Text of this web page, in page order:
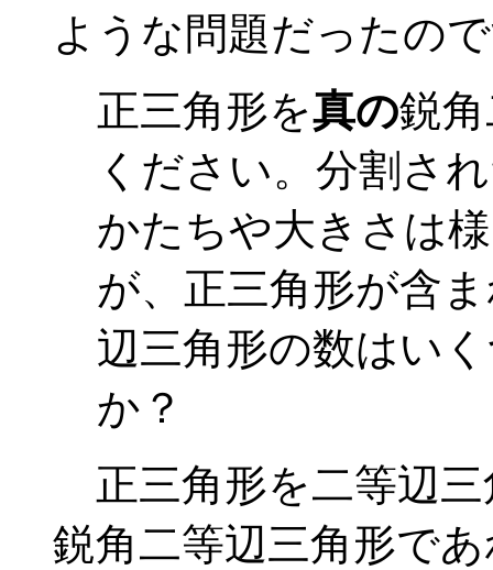
ような問題だったの
正三角形を真の鋭
ください。分割さ
かたちや大きさは
が、正三角形が含
辺三角形の数はい
か？
正三角形を二等辺
鋭角二等辺三角形で